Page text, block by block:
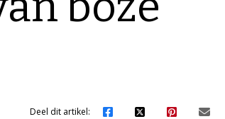
Deel dit artikel: